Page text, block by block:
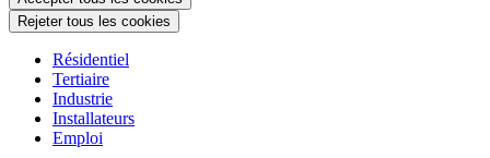
Rejeter tous les cookies
Résidentiel
Tertiaire
Industrie
Installateurs
Emploi